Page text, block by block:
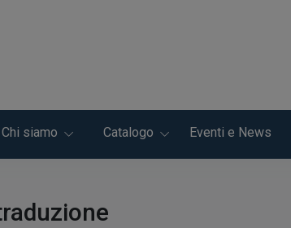
Chi siamo Catalogo Eventi e News